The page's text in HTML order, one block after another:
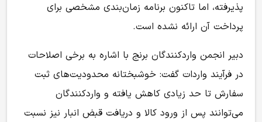
پذیرفته، اما تاکنون برنامه زمان‌بندی مشخصی برای
پرداخت آن ارائه نشده است.
دبیر انجمن واردکنندگان برنج با اشاره به برخی اصلاحات
در فرآیند واردات گفت: خوشبختانه محدودیت‌های ثبت
سفارش تا حد زیادی کاهش یافته و واردکنندگان
می‌توانند پس از ورود کالا و دریافت قبض انبار نیز نسبت